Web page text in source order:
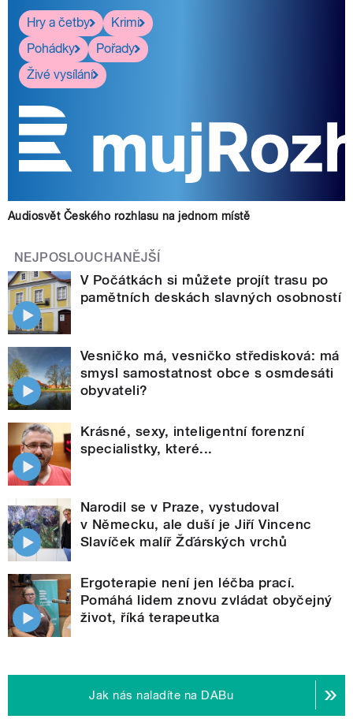
Hry a četby
Krimi
Pohádky
Pořady
Živé vysílání
Audiosvět Českého rozhlasu na jednom místě
NEJPOSLOUCHANĚJŠÍ
V Počátkách si můžete projít trasu po
pamětních deskách slavných osobností
Vesničko má, vesničko středisková: má
smysl samostatnost obce s osmdesáti
obyvateli?
Krásné, sexy, inteligentní forenzní
specialistky, které...
Narodil se v Praze, vystudoval
v Německu, ale duší je Jiří Vincenc
Slavíček malíř Žďárských vrchů
Ergoterapie není jen léčba prací.
Pomáhá lidem znovu zvládat obyčejný
život, říká terapeutka
Jak nás naladíte na DABu